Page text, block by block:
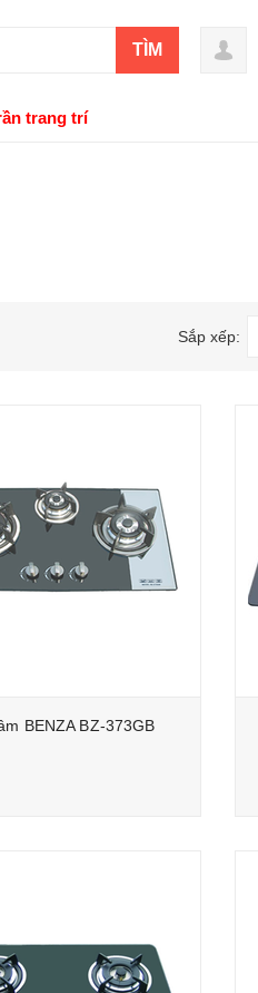
TÌM
trang trí
Sắp xếp:
BENZA BZ-373GB